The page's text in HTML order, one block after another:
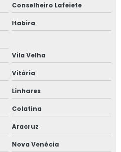
campo grande
de pressão
ms
mt
Conselheiro Lafeiete
Itabira
Vila Velha
Vitória
Linhares
Colatina
Aracruz
Nova Venécia